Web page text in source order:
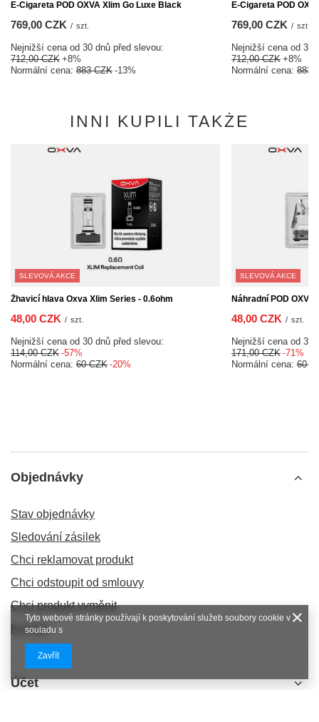
E-Cigareta POD OXVA Xlim Go Luxe Black
769,00 CZK / szt.
Nejnižší cena od 30 dnů před slevou:
712,00 CZK +8%
Normální cena: 883 CZK -13%
E-Cigareta POD
769,00 CZK / szt.
Nejnižší cena od 30
712,00 CZK +8%
Normální cena: 883
INNI KUPILI TAKŻE
SLEVOVÁ AKCE
Žhavicí hlava Oxva Xlim Series - 0.6ohm
48,00 CZK / szt.
Nejnižší cena od 30 dnů před slevou:
114,00 CZK -57%
Normální cena: 60 CZK -20%
SLEVOVÁ AKCE
Náhradní POD
48,00 CZK / szt.
Nejnižší cena od 30
171,00 CZK -71%
Normální cena: 60
Objednávky
Stav objednávky
Sledování zásilek
Chci reklamovat produkt
Chci odstoupit od smlouvy
Chci produkt vyměnit
Kontakt
Účet
Tyto webové stránky používají k poskytování služeb soubory cookie v
souladu s
Zavřít